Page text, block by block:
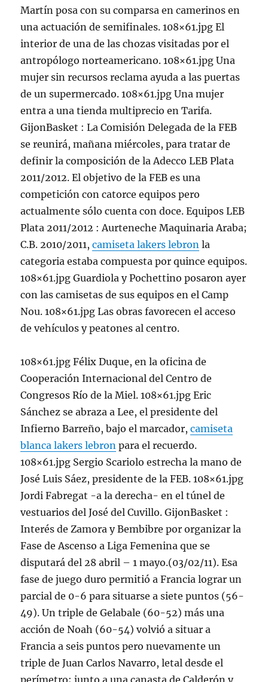
Martín posa con su comparsa en camerinos en
una actuación de semifinales. 108×61.jpg El
interior de una de las chozas visitadas por el
antropólogo norteamericano. 108×61.jpg Una
mujer sin recursos reclama ayuda a las puertas
de un supermercado. 108×61.jpg Una mujer
entra a una tienda multiprecio en Tarifa.
GijonBasket : La Comisión Delegada de la FEB
se reunirá, mañana miércoles, para tratar de
definir la composición de la Adecco LEB Plata
2011/2012. El objetivo de la FEB es una
competición con catorce equipos pero
actualmente sólo cuenta con doce. Equipos LEB
Plata 2011/2012 : Aurteneche Maquinaria Araba;
C.B. 2010/2011,camiseta lakers lebron la
categoria estaba compuesta por quince equipos.
108×61.jpg Guardiola y Pochettino posaron ayer
con las camisetas de sus equipos en el Camp
Nou. 108×61.jpg Las obras favorecen el acceso
de vehículos y peatones al centro.
108×61.jpg Félix Duque, en la oficina de
Cooperación Internacional del Centro de
Congresos Río de la Miel. 108×61.jpg Eric
Sánchez se abraza a Lee, el presidente del
Infierno Barreño, bajo el marcador,camiseta
blanca lakers lebron para el recuerdo.
108×61.jpg Sergio Scariolo estrecha la mano de
José Luis Sáez, presidente de la FEB. 108×61.jpg
Jordi Fabregat -a la derecha- en el túnel de
vestuarios del José del Cuvillo. GijonBasket :
Interés de Zamora y Bembibre por organizar la
Fase de Ascenso a Liga Femenina que se
disputará del 28 abril – 1 mayo.(03/02/11). Esa
fase de juego duro permitió a Francia lograr un
parcial de 0-6 para situarse a siete puntos (56-
49). Un triple de Gelabale (60-52) más una
acción de Noah (60-54) volvió a situar a
Francia a seis puntos pero nuevamente un
triple de Juan Carlos Navarro, letal desde el
perímetro; junto a una canasta de Calderón y